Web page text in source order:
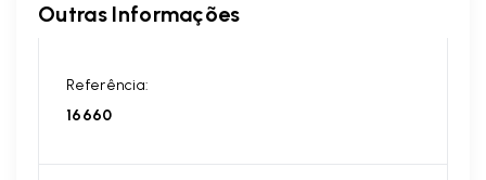
Outras Informações
Referência:
16660